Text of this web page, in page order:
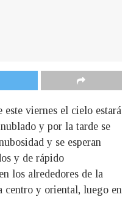
este viernes el cielo estará
y por la tarde se
y se esperan
y de rápido
los alrededores de la
centro y oriental, luego en